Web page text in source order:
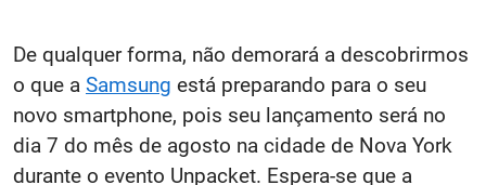
De qualquer forma, não demorará a descobrirmos
o que a Samsung está preparando para o seu
novo smartphone, pois seu lançamento será no
dia 7 do mês de agosto na cidade de Nova York
durante o evento Unpacket. Espera-se que a